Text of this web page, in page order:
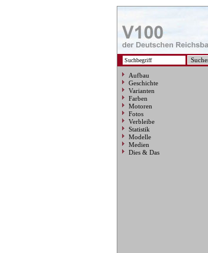
Aufbau
Geschichte
Varianten
Farben
Motoren
Fotos
Verbleibe
Statistik
Modelle
Medien
Dies & Das